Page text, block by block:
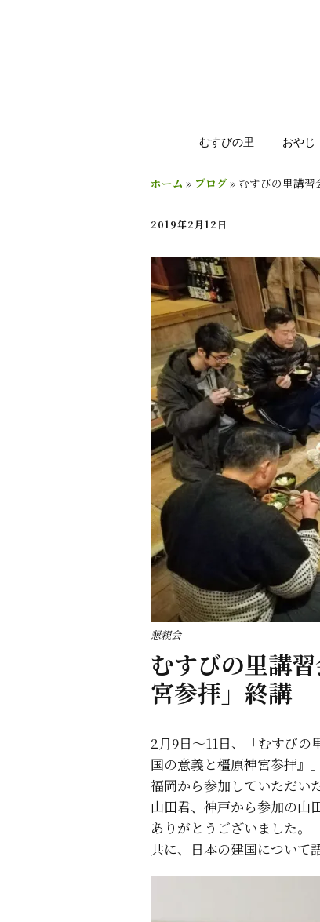
むすびの里 おやじ
ホーム » ブログ » むすびの里講
2019年2月12日
懇親会
むすびの里講
宮参拝」終講
2月9日～11日、「むすび
国の意義と橿原神宮参拝』
福岡から参加していただい
山田君、神戸から参加の山
ありがとうございました。
共に、日本の建国について